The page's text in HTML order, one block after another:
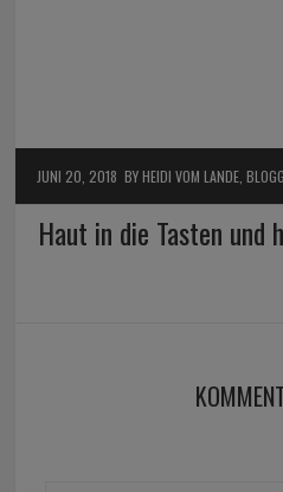
JUNI 20, 2018 BY HEIDI VOM LANDE,
Haut in die Tasten und